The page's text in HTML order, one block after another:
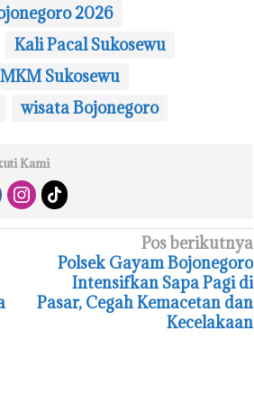
2026
Kali Pacal Sukosewu
Sukosewu
wisata Bojonegoro
Kami
Pos berikutnya
‎Polsek Gayam Bojonegoro
Intensifkan Sapa Pagi di
Pasar, Cegah Kemacetan dan
Kecelakaan